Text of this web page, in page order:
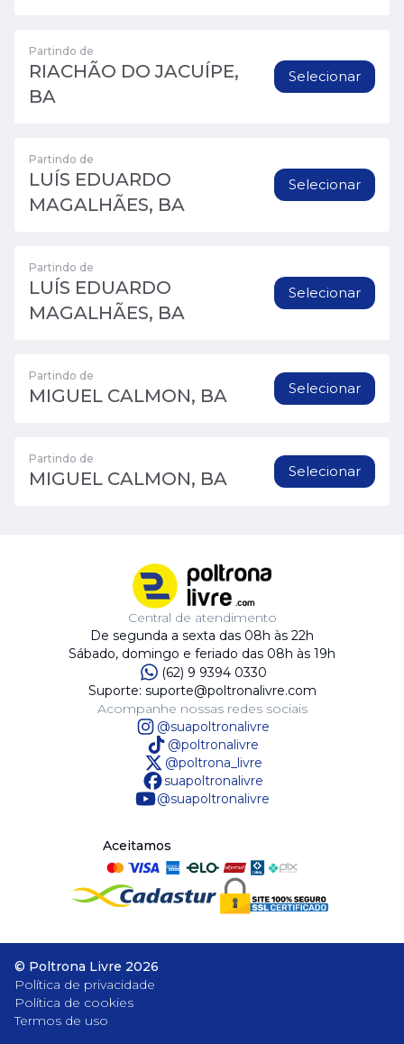
Partindo de
RIACHÃO DO JACUÍPE,
BA
Selecionar
Partindo de
LUÍS EDUARDO
MAGALHÃES, BA
Selecionar
Partindo de
LUÍS EDUARDO
MAGALHÃES, BA
Selecionar
Partindo de
MIGUEL CALMON, BA Selecionar
Partindo de
MIGUEL CALMON, BA Selecionar
Central de atendimento
De segunda a sexta das 08h às 22h
Sábado, domingo e feriado das 08h às 19h
(62) 9 9394 0330
Suporte: suporte@poltronalivre.com
Acompanhe nossas redes sociais
@suapoltronalivre
@poltronalivre
@poltrona_livre
suapoltronalivre
@suapoltronalivre
Aceitamos
© Poltrona Livre 2026
Política de privacidade
Política de cookies
Termos de uso